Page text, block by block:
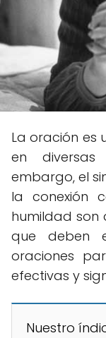
La oración es
en diversas
embargo, el
la conexión
humildad son
que deben
oraciones
efectivas y
Nuestro